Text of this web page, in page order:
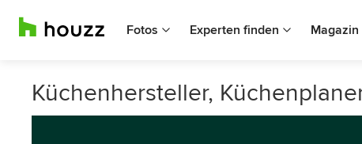
Fotos Experten finden Magazin
Küchenhersteller,